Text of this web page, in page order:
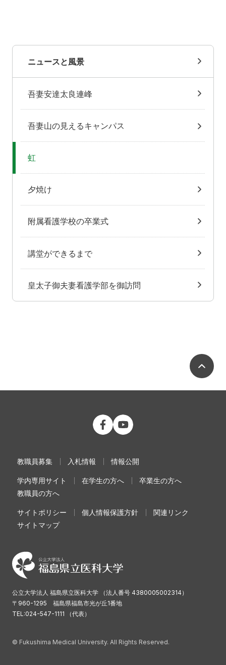
ニュースと風景
吾妻安達太良連峰
吾妻山の見えるキャンパス
虹
夕焼け
附属看護学校の卒業式
講堂ができるまで
皇太子御夫妻看護学部を御訪問
公立大学法人 福島県立医科大学
教職員募集 入札情報 情報公開
学内専用サイト 在学生の方へ
卒業生の方へ
教職員の方へ
サイトポリシー 個人情報保護方針
関連リンク
サイトマップ
公立大学法人 福島県立医科大学 （法人番号 4380005002314）
〒960-1295 福島県福島市光が丘1番地
TEL:024-547-1111 （代表）
© Fukushima Medical University. All Rights Reserved.